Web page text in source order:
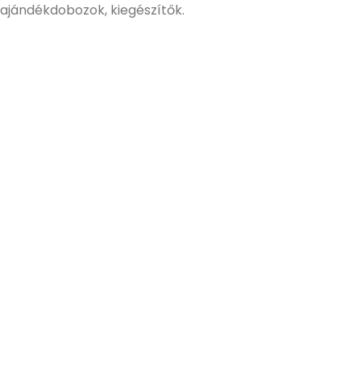
ajándékdobozok, kiegészítők.